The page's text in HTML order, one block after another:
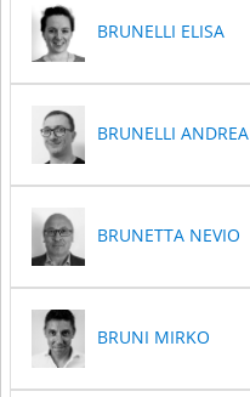
BRUNELLI ELISA
BRUNELLI ANDREA
BRUNETTA NEVIO
BRUNI MIRKO